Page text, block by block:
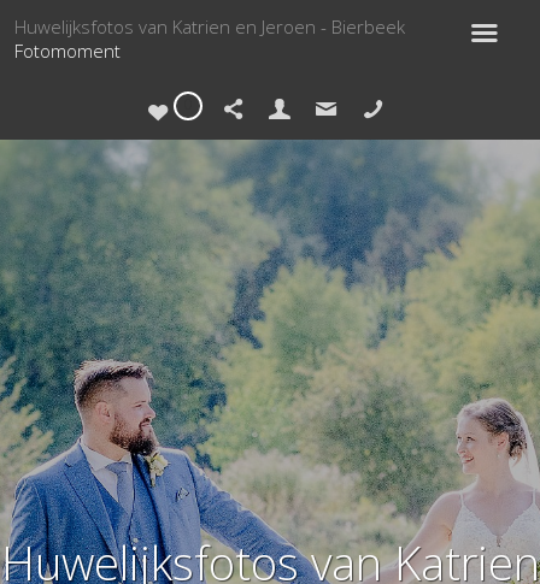
Huwelijksfotos van Katrien en Jeroen - Bierbeek
Fotomoment
Huwelijksfotos van Katrien